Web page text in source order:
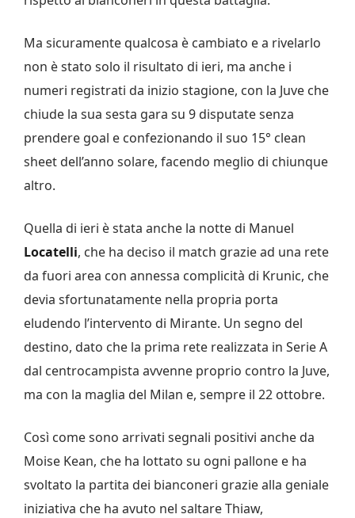
Ma sicuramente qualcosa è cambiato e a rivelarlo
non è stato solo il risultato di ieri, ma anche i
numeri registrati da inizio stagione, con la Juve che
chiude la sua sesta gara su 9 disputate senza
prendere goal e confezionando il suo 15° clean
sheet dell’anno solare, facendo meglio di chiunque
altro.
Quella di ieri è stata anche la notte di Manuel
Locatelli, che ha deciso il match grazie ad una rete
da fuori area con annessa complicità di Krunic, che
devia sfortunatamente nella propria porta
eludendo l’intervento di Mirante. Un segno del
destino, dato che la prima rete realizzata in Serie A
dal centrocampista avvenne proprio contro la Juve,
ma con la maglia del Milan e, sempre il 22 ottobre.
Così come sono arrivati segnali positivi anche da
Moise Kean, che ha lottato su ogni pallone e ha
svoltato la partita dei bianconeri grazie alla geniale
iniziativa che ha avuto nel saltare Thiaw,